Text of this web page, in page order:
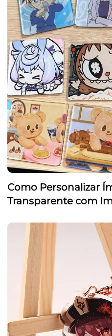
Como Personalizar
Transparente com